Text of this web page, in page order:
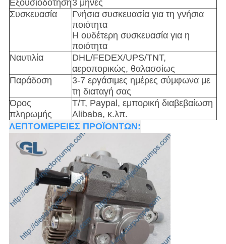
Εξουσιοδότηση3 μήνες
Συσκευασία
Γνήσια συσκευασία για τη γνήσια
ποιότητα
Η ουδέτερη συσκευασία για η
ποιότητα
Ναυτιλία
DHL/FEDEX/UPS/TNT,
αεροπορικώς, θαλασσίως
Παράδοση
3-7 εργάσιμες ημέρες σύμφωνα με
τη διαταγή σας
Όρος
πληρωμής
T/T, Paypal, εμπορική διαβεβαίωση
Alibaba, κ.λπ.
ΛΕΠΤΟΜΕΡΕΙΕΣ ΠΡΟΪΟΝΤΩΝ: